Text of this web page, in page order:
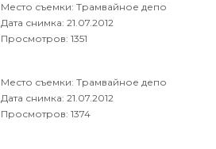
Место съемки: Трамвайное депо
Дата снимка: 21.07.2012
Просмотров: 1351
Место съемки: Трамвайное депо
Дата снимка: 21.07.2012
Просмотров: 1374